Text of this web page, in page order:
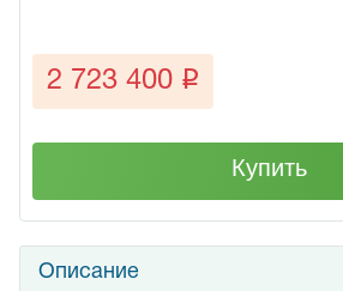
2 723 400 q
Купить
Описание